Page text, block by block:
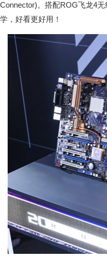
Connector)。搭配ROG飞龙4
学，好看更好用！